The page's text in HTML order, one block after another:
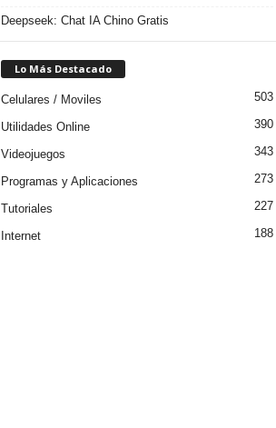
Deepseek: Chat IA Chino Gratis
Lo Más Destacado
Celulares / Moviles 503
Utilidades Online 390
Videojuegos 343
Programas y Aplicaciones 273
Tutoriales 227
Internet 188